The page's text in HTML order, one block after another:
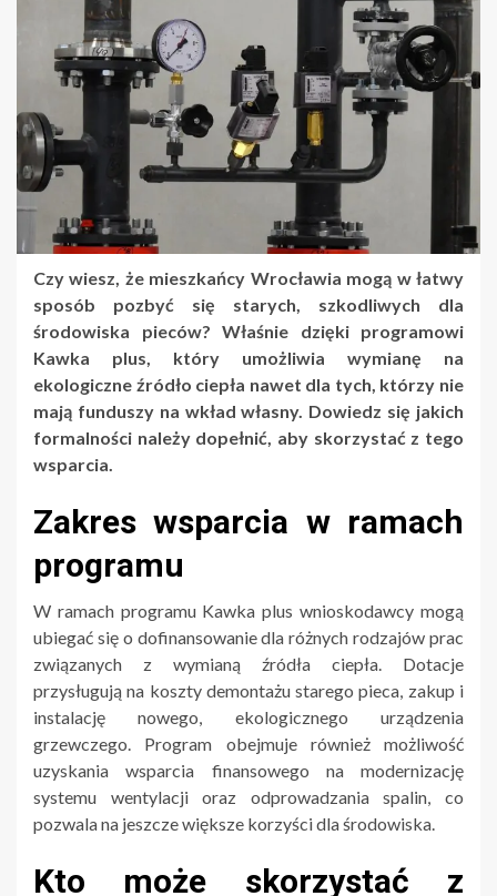
Czy wiesz, że mieszkańcy Wrocławia mogą w łatwy
sposób pozbyć się starych, szkodliwych dla
środowiska pieców? Właśnie dzięki programowi
Kawka plus, który umożliwia wymianę na
ekologiczne źródło ciepła nawet dla tych, którzy nie
mają funduszy na wkład własny. Dowiedz się jakich
formalności należy dopełnić, aby skorzystać z tego
wsparcia.
Zakres wsparcia w ramach
programu
W ramach programu Kawka plus wnioskodawcy mogą
ubiegać się o dofinansowanie dla różnych rodzajów prac
związanych z wymianą źródła ciepła. Dotacje
przysługują na koszty demontażu starego pieca, zakup i
instalację nowego, ekologicznego urządzenia
grzewczego. Program obejmuje również możliwość
uzyskania wsparcia finansowego na modernizację
systemu wentylacji oraz odprowadzania spalin, co
pozwala na jeszcze większe korzyści dla środowiska.
Kto może skorzystać z